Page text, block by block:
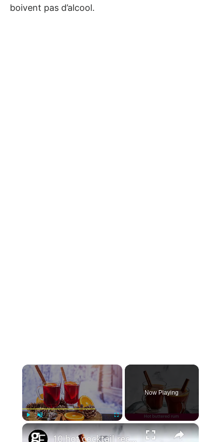
boivent pas d’alcool.
×
Fullscreen
Now Playing
×
10 hot cocktail recipes